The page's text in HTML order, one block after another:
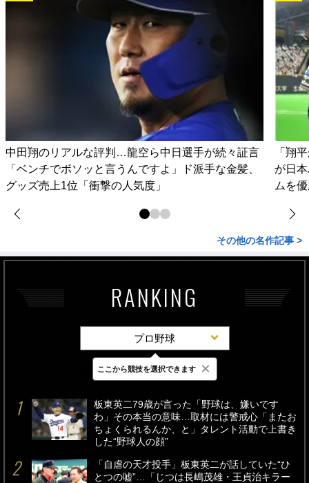
中田翔のリアルな評判…龍空ら中日選手が続々証言
「ベンチでボソッと言うんですよ」ド派手な金髪、
グッズ売上1位「衝撃の人気度」
「翔
が日
ムを
その他の名作記事 >
RANKING
プロ野球
最新 24時間 週間
板東英二79歳が言った「野球は、嫌いです
わ」その本当の意味…取材には警戒心「またお
ちょくられるんか、と」タレント活動で上書き
した“野球人の顔”
「自虐の天才投手」板東英二が話していた“ひ
とつの嘘”…「じつは長嶋茂雄・王貞治キラー
ここから競技を選択できます ×